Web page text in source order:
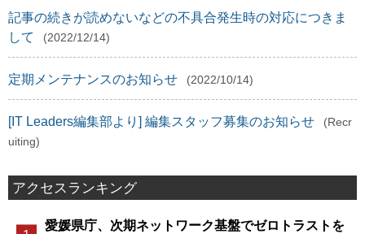
記事の続きが読めないなどの不具合発生時の対応につきま
して
(2022/12/14)
定期メンテナンスのお知らせ (2022/10/14)
[IT Leaders編集部より] 編集スタッフ募集のお知らせ
(Recr
uiting)
アクセスランキング
愛媛県庁、次期ネットワーク基盤でゼロトラストを